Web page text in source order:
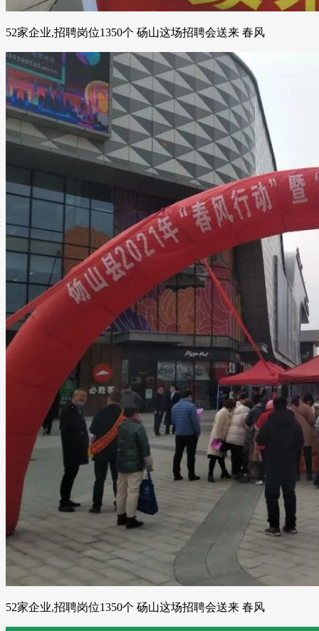
52家企业,招聘岗位1350个 砀山这场招聘会送来 春风
52家企业,招聘岗位1350个 砀山这场招聘会送来 春风